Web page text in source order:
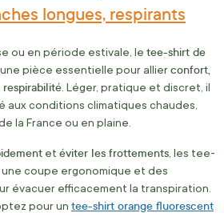
longues, respirants
ou en période estivale, le tee-shirt de
une pièce essentielle pour allierconfort,
. Léger, pratique et discret, il
conditions climatiques chaudes,
la France ou en plaine.
et éviter les frottements , les tee-
coupe ergonomique et des
évacuer efficacement la transpiration.
pour un tee-shirt orange fluorescent